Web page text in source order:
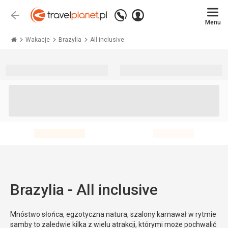
Wstecz
Zadzwoń
+48 71 771 76 55
Zaloguj
Menu
Wakacje Brazylia All inclusive
Brazylia - All inclusive
Mnóstwo słońca, egzotyczna natura, szalony karnawał w rytmie
samby to zaledwie kilka z wielu atrakcji, którymi może pochwalić